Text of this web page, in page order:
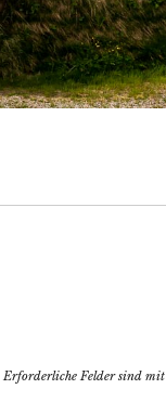
Erforderliche Felder sind mit